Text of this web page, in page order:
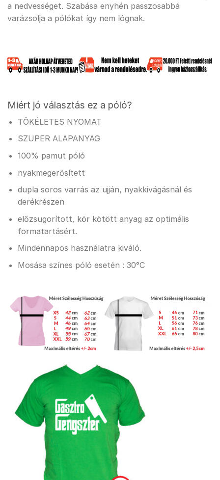
a nedvességet. Szabása enyhén passzosabbá
varázsolja a pólókat így nem lógnak.
Miért jó választás ez a póló?
TÖKÉLETES NYOMAT
SZUPER ALAPANYAG
100% pamut póló
nyakmegerősített
dupla soros varrás az ujján, nyakkivágásnál és
derékrészen
előzsugorított, kör kötött anyag az optimális
formatartásért.
Mindennapos használatra kiváló.
Mosása színes póló esetén : 30°C